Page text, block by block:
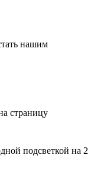
нашим
страницу
подсветкой на 2